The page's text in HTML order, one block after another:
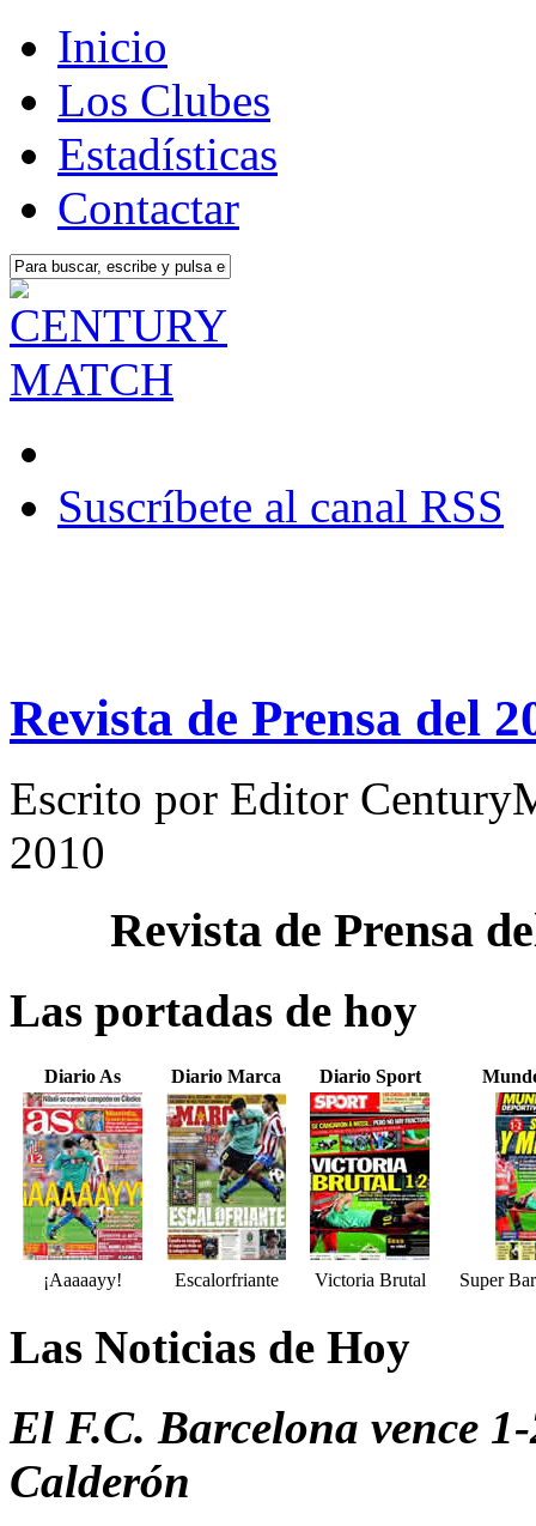
Inicio
Los Clubes
Estadísticas
Contactar
Suscríbete al canal RSS
Revista de Prensa del
Escrito por Editor
2010
Revista de Prensa
Las portadas de hoy
Diario As Diario Marca Diario Sport
¡Aaaaayy! Escalorfriante Victoria Brutal Super
Las Noticias de Hoy
El F.C. Barcelona vence
Calderón